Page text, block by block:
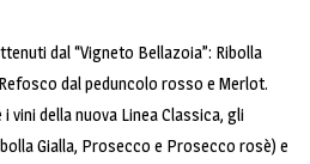
dal “Vigneto Bellazoia”: Ribolla
dal peduncolo rosso e Merlot.
vini della nuova Linea Classica, gli
Gialla, Prosecco e Prosecco rosè) e